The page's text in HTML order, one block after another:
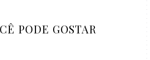
PODE GOSTAR